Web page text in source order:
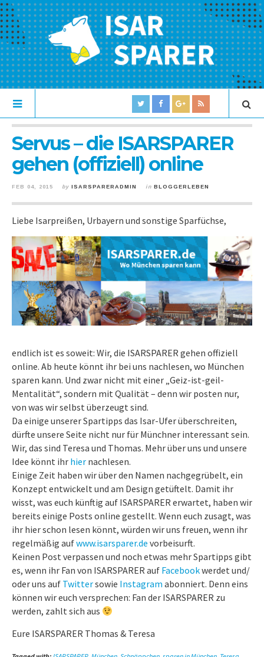
Servus – die ISARSPARER
gehen (offiziell) online
FEB 04, 2015 by ISARSPARERADMIN in BLOGGERLEBEN
Liebe Isarpreißen, Urbayern und sonstige Sparfüchse,
endlich ist es soweit: Wir, die ISARSPARER gehen offiziell
online. Ab heute könnt ihr bei uns nachlesen, wo München
sparen kann. Und zwar nicht mit einer „Geiz-ist-geil-
Mentalität“, sondern mit Qualität – denn wir posten nur,
von was wir selbst überzeugt sind.
Da einige unserer Spartipps das Isar-Ufer überschreiten,
dürfte unsere Seite nicht nur für Münchner interessant sein.
Wir, das sind Teresa und Thomas. Mehr über uns und unsere
Idee könnt ihr hier nachlesen.
Einige Zeit haben wir über den Namen nachgegrübelt, ein
Konzept entwickelt und am Design getüftelt. Damit ihr
wisst, was euch künftig auf ISARSPARER erwartet, haben wir
bereits einige Posts online gestellt. Wenn euch zusagt, was
ihr hier schon lesen könnt, würden wir uns freuen, wenn ihr
regelmäßig aufwww.isarsparer.de vorbeisurft.
Keinen Post verpassen und noch etwas mehr Spartipps gibt
es, wenn ihr Fan von ISARSPARER auf Facebookwerdet und/
oder uns auf Twittersowie Instagram abonniert. Denn eins
können wir euch versprechen: Fan der ISARSPARER zu
werden, zahlt sich aus
Eure ISARSPARER Thomas & Teresa